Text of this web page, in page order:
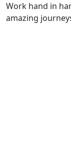
Work hand in
amazing